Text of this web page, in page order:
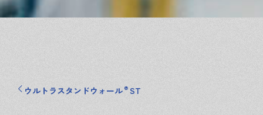
ウルトラスタンドウォール ® ST